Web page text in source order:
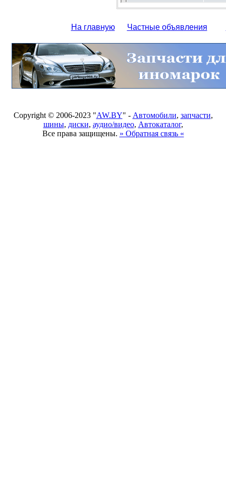
На главную Частные объявления
Copyright © 2006-2023 "AW.BY" - Автомобили, запчасти,
шины, диски, аудио/видео, Автокаталог,
Все права защищены. » Обратная связь «